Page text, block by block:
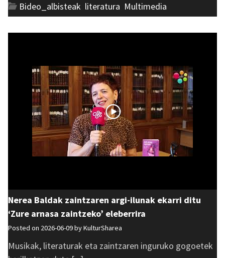
Bideo_albisteak literatura Multimedia
Nerea Baldak zaintzaren argi-ilunak ekarri ditu
‘Zure arnasa zaintzeko’ eleberrira
Posted on 2026-06-09 byKulturSharea
Musikak, literaturak eta zaintzaren inguruko gogoetek